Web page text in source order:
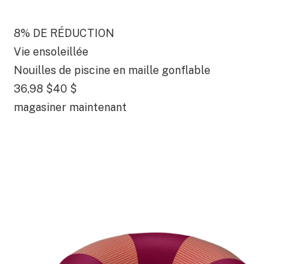
8% DE RÉDUCTION
Vie ensoleillée
Nouilles de piscine en maille gonflable
36,98 $40 $
magasiner maintenant